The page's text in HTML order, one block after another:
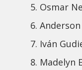
Osmar
Iván
Madelyn